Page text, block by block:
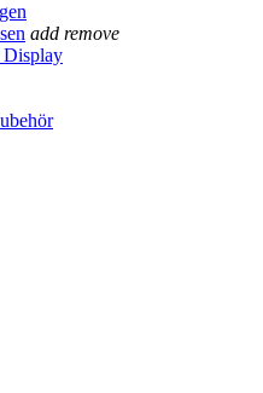
add remove
Display